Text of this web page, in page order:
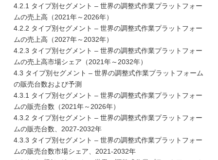
4.2.1 タイプ別セグメント – 世界の調整式作業プラットフォー
ムの売上高（2021年～2026年）
4.2.2 タイプ別セグメント – 世界の調整式作業プラットフォー
ムの売上高（2027年～2032年）
4.2.3 タイプ別セグメント – 世界の調整式作業プラットフォー
ムの売上高市場シェア（2021年～2032年）
4.3 タイプ別セグメント – 世界の調整式作業プラットフォーム
の販売台数および予測
4.3.1 タイプ別セグメント – 世界の調整式作業プラットフォー
ムの販売台数（2021年～2026年）
4.3.2 タイプ別セグメント – 世界の調整式作業プラットフォー
ムの販売台数、2027-2032年
4.3.3 タイプ別セグメント – 世界の調整式作業プラットフォー
ムの販売台数市場シェア、2021-2032年